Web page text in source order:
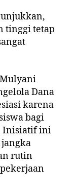
tinggi tetap
Dana
karena
bagi
Inisiatif ini
rutin